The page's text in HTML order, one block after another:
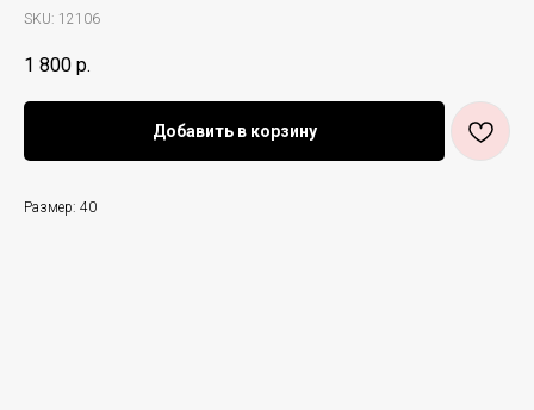
SKU: 12106
1 800 р.
Добавить в корзину
Размер: 40